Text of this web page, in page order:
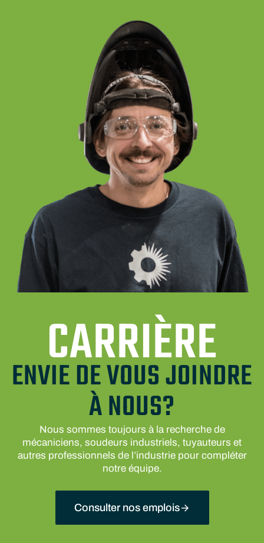
CARRIÈRE
ENVIE DE VOUS JOINDRE
À NOUS?
Nous sommes toujours à la recherche de
mécaniciens, soudeurs industriels, tuyauteurs et
autres professionnels de l’industrie pour compléter
notre équipe.
Consulter nos emplois